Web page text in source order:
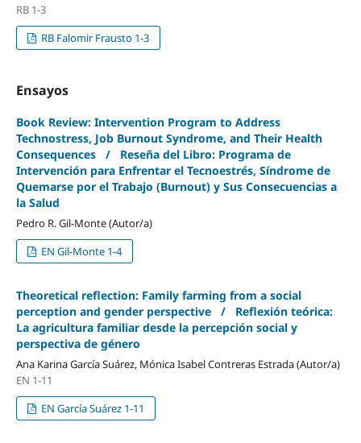
RB 1-3
RB Falomir Frausto 1-3
Ensayos
Book Review: Intervention Program to Address
Technostress, Job Burnout Syndrome, and Their Health
Consequences / Reseña del Libro: Programa de
Intervención para Enfrentar el Tecnoestrés, Síndrome de
Quemarse por el Trabajo (Burnout) y Sus Consecuencias a
la Salud
Pedro R. Gil-Monte (Autor/a)
EN Gil-Monte 1-4
Theoretical reflection: Family farming from a social
perception and gender perspective / Reflexión teórica:
La agricultura familiar desde la percepción social y
perspectiva de género
Ana Karina García Suárez, Mónica Isabel Contreras Estrada (Autor/a)
EN 1-11
EN García Suárez 1-11